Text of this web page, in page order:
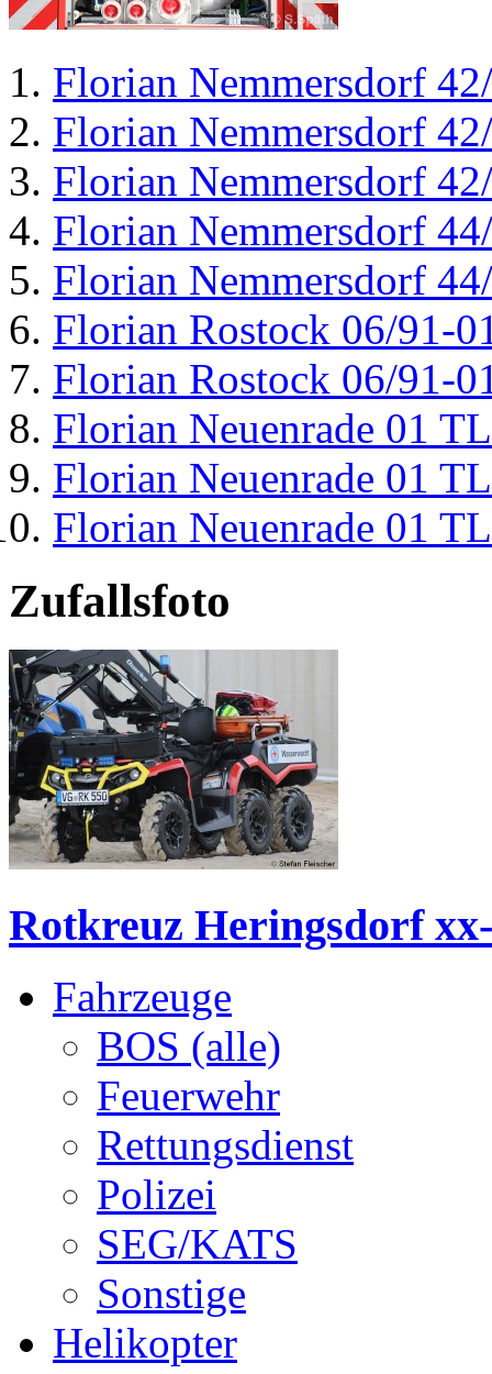
Florian Nemmersdorf
Florian Nemmersdorf
Florian Nemmersdorf
Florian Nemmersdorf
Florian Nemmersdorf
Florian Rostock 06/91-
Florian Rostock 06/91-
Florian Neuenrade 01
Florian Neuenrade 01
Florian Neuenrade 01
Zufallsfoto
Rotkreuz Heringsdorf
Fahrzeuge
BOS (alle)
Feuerwehr
Rettungsdienst
Polizei
SEG/KATS
Sonstige
Helikopter